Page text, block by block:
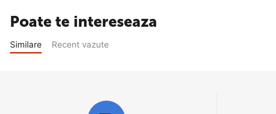
Poate te intereseaza
Similare Recent vazute